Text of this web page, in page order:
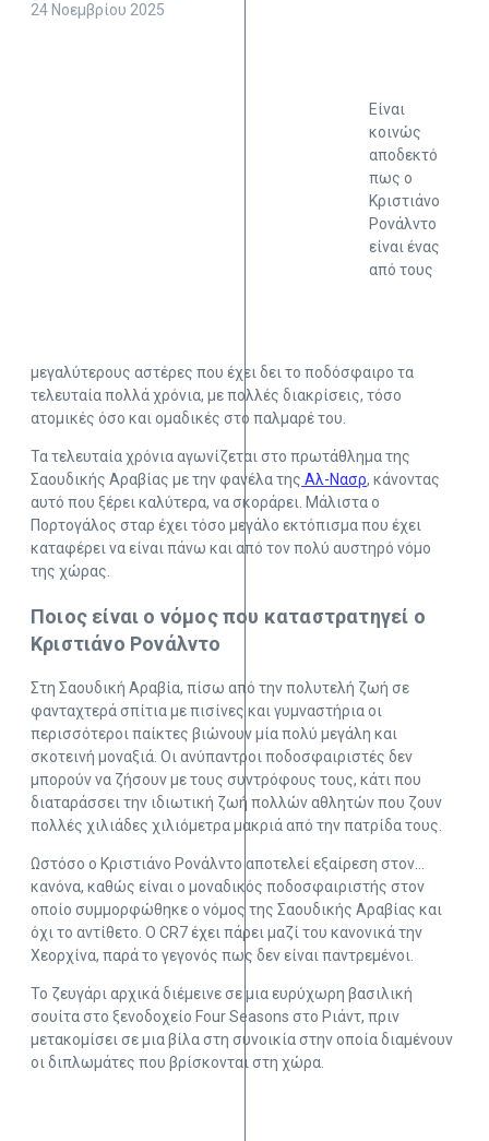
24 Νοεμβρίου 2025
Είναι
κοινώς
αποδεκτό
πως ο
Κριστιάνο
Ρονάλντο
είναι ένας
από τους
μεγαλύτερους αστέρες που έχει δει το ποδόσφαιρο τα
τελευταία πολλά χρόνια, με πολλές διακρίσεις, τόσο
ατομικές όσο και ομαδικές στο παλμαρέ του.
Τα τελευταία χρόνια αγωνίζεται στο πρωτάθλημα της
Σαουδικής Αραβίας με την φανέλα της Αλ-Νασρ, κάνοντας
αυτό που ξέρει καλύτερα, να σκοράρει. Μάλιστα ο
Πορτογάλος σταρ έχει τόσο μεγάλο εκτόπισμα που έχει
καταφέρει να είναι πάνω και από τον πολύ αυστηρό νόμο
της χώρας.
Ποιος είναι ο νόμος που καταστρατηγεί ο
Κριστιάνο Ρονάλντο
Στη Σαουδική Αραβία, πίσω από την πολυτελή ζωή σε
φανταχτερά σπίτια με πισίνες και γυμναστήρια οι
περισσότεροι παίκτες βιώνουν μία πολύ μεγάλη και
σκοτεινή μοναξιά. Οι ανύπαντροι ποδοσφαιριστές δεν
μπορούν να ζήσουν με τους συντρόφους τους, κάτι που
διαταράσσει την ιδιωτική ζωή πολλών αθλητών που ζουν
πολλές χιλιάδες χιλιόμετρα μακριά από την πατρίδα τους.
Ωστόσο ο Κριστιάνο Ρονάλντο αποτελεί εξαίρεση στον…
κανόνα, καθώς είναι ο μοναδικός ποδοσφαιριστής στον
οποίο συμμορφώθηκε ο νόμος της Σαουδικής Αραβίας και
όχι το αντίθετο. Ο CR7 έχει πάρει μαζί του κανονικά την
Χεορχίνα, παρά το γεγονός πως δεν είναι παντρεμένοι.
Το ζευγάρι αρχικά διέμεινε σε μια ευρύχωρη βασιλική
σουίτα στο ξενοδοχείο Four Seasons στο Ριάντ, πριν
μετακομίσει σε μια βίλα στη συνοικία στην οποία διαμένουν
οι διπλωμάτες που βρίσκονται στη χώρα.